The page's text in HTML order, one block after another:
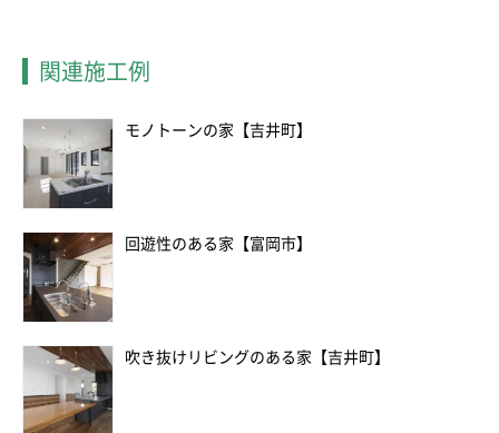
関連施工例
モノトーンの家【吉井町】
回遊性のある家【富岡市】
吹き抜けリビングのある家【吉井町】